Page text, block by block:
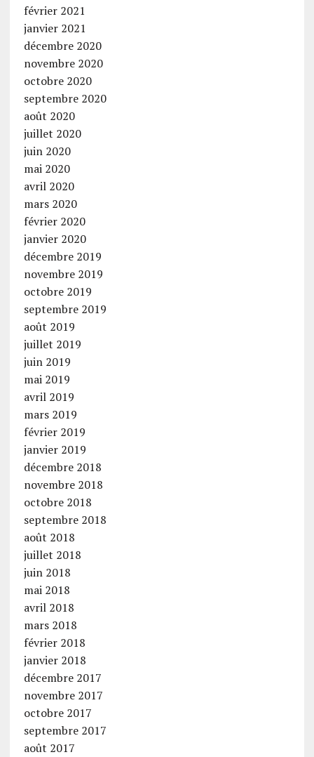
février 2021
janvier 2021
décembre 2020
novembre 2020
octobre 2020
septembre 2020
août 2020
juillet 2020
juin 2020
mai 2020
avril 2020
mars 2020
février 2020
janvier 2020
décembre 2019
novembre 2019
octobre 2019
septembre 2019
août 2019
juillet 2019
juin 2019
mai 2019
avril 2019
mars 2019
février 2019
janvier 2019
décembre 2018
novembre 2018
octobre 2018
septembre 2018
août 2018
juillet 2018
juin 2018
mai 2018
avril 2018
mars 2018
février 2018
janvier 2018
décembre 2017
novembre 2017
octobre 2017
septembre 2017
août 2017